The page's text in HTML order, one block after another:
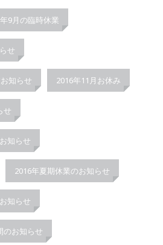
9月の臨時休業
せ
知らせ 2016年11月お休み
せ
知らせ
2016年夏期休業のお知らせ
知らせ
のお知らせ